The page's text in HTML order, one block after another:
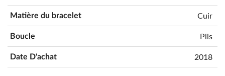
Matière du bracelet Cuir
Boucle Plis
Date D'achat 2018